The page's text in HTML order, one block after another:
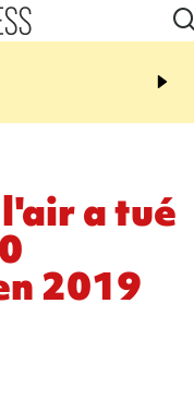
13:49
mineurs - un courrier
a tué
2019